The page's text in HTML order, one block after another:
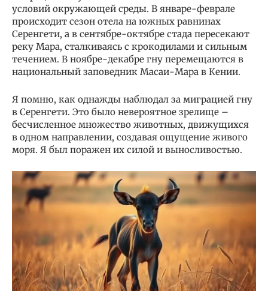
условий окружающей среды. В январе-феврале
происходит сезон отела на южных равнинах
Серенгети, а в сентябре-октябре стада пересекают
реку Мара, сталкиваясь с крокодилами и сильным
течением. В ноябре-декабре гну перемещаются в
национальный заповедник Масаи-Мара в Кении.
Я помню, как однажды наблюдал за миграцией гну
в Серенгети. Это было невероятное зрелище –
бесчисленное множество животных, движущихся
в одном направлении, создавая ощущение живого
моря. Я был поражен их силой и выносливостью.